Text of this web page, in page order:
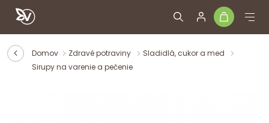
Domov Zdravé potraviny
Sladidlá, cukor a med
Sirupy na varenie a pečenie